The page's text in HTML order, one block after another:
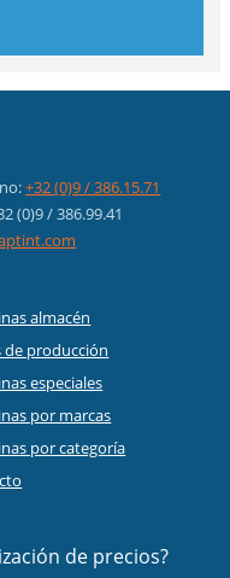
+32 (0)9 / 386.15.71
(0)9 / 386.99.41
almacén
de producción
especiales
por marcas
por categoría
de precios?